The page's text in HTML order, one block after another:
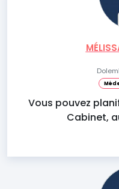
Vous pouvez
Cabinet,